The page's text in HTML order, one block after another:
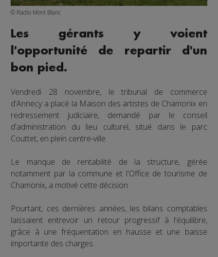
© Radio Mont Blanc
Les gérants y voient
l'opportunité de repartir d'un
bon pied.
Vendredi 28 novembre, le tribunal de commerce
d'Annecy a placé la Maison des artistes de Chamonix en
redressement judiciaire, demandé par le conseil
d'administration du lieu culturel, situé dans le parc
Couttet, en plein centre-ville.
Le manque de rentabilité de la structure, gérée
notamment par la commune et l'Office de tourisme de
Chamonix, a motivé cette décision.
Pourtant, ces dernières années, les bilans comptables
laissaient entrevoir un retour progressif à l'équilibre,
grâce à une fréquentation en hausse et une baisse
importante des charges.